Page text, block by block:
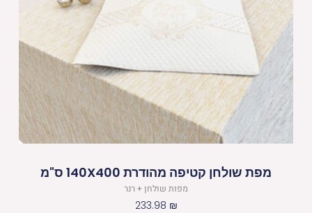
מפת שולחן קטיפה מהודרת 140X400 ס"מ
מפות שולחן + רנר
233.98 ₪